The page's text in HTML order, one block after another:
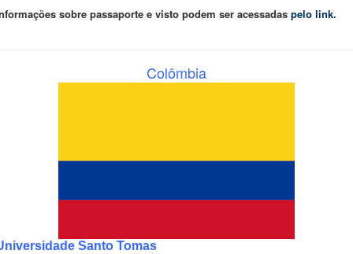
sobre passaporte e visto podem ser acessadas pelo link.
Colômbia
Santo Tomas